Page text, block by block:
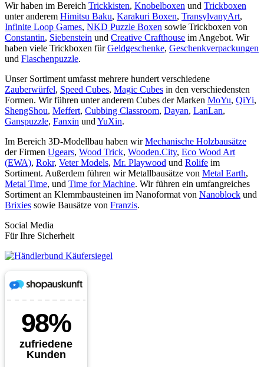
Wir haben im Bereich Trickkisten, Knobelboxen und Trickboxen
unter anderem Himitsu Baku, Karakuri Boxen, TransylvanyArt,
Infinite Loop Games, NKD Puzzle Boxen sowie Trickboxen von
Constantin, Siebenstein und Creative Crafthouse im Angebot. Wir
haben viele Trickboxen fürGeldgeschenke, Geschenkverpackungen
und Flaschenpuzzle.
Unser Sortiment umfasst mehrere hundert verschiedene
Zauberwürfel, Speed Cubes, Magic Cubes in den verschiedensten
Formen. Wir führen unter anderem Cubes der Marken MoYu, QiYi,
ShengShou, Meffert, Cubbing Classroom, Dayan, LanLan,
Ganspuzzle, Fanxin und YuXin.
Im Bereich 3D-Modellbau haben wirMechanische Holzbausätze
der Firmen Ugears, Wood Trick, Wooden.City, Eco Wood Art
(EWA), Rokr, Veter Models, Mr. Playwood und Rolife im
Sortiment. Außerdem führen wir Metallbausätze von Metal Earth,
Metal Time, und Time for Machine. Wir führen ein umfangreiches
Sortiment an Klemmbausteinen im Nanoformat von Nanoblock und
Brixies sowie Bausätze von Franzis.
Social Media
Für Ihre Sicherheit